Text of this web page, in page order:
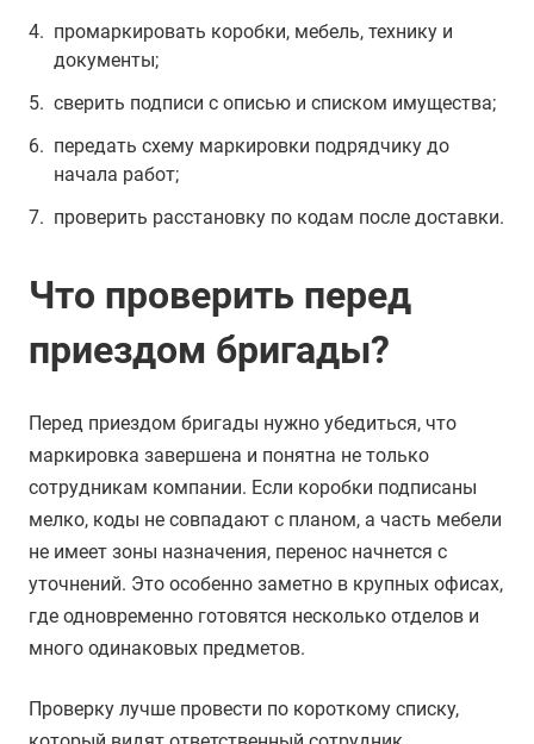
промаркировать коробки, мебель, технику и
документы;
сверить подписи с описью и списком имущества;
передать схему маркировки подрядчику до
начала работ;
проверить расстановку по кодам после доставки.
Что проверить перед
приездом бригады?
Перед приездом бригады нужно убедиться, что
маркировка завершена и понятна не только
сотрудникам компании. Если коробки подписаны
мелко, коды не совпадают с планом, а часть мебели
не имеет зоны назначения, перенос начнется с
уточнений. Это особенно заметно в крупных офисах,
где одновременно готовятся несколько отделов и
много одинаковых предметов.
Проверку лучше провести по короткому списку,